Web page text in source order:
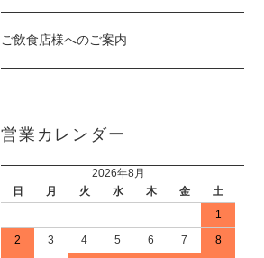
ご飲食店様へのご案内
営業カレンダー
2026年8月
日
月 火 水 木 金
土
1
2
3 4 5 6 7
8